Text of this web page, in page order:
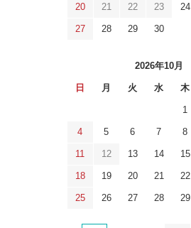
20 21 22 23 24
27 28 29 30
2026年10月
日 月 火 水 木
1
4 5 6 7 8
11 12 13 14 15
18 19 20 21 22
25 26 27 28 29